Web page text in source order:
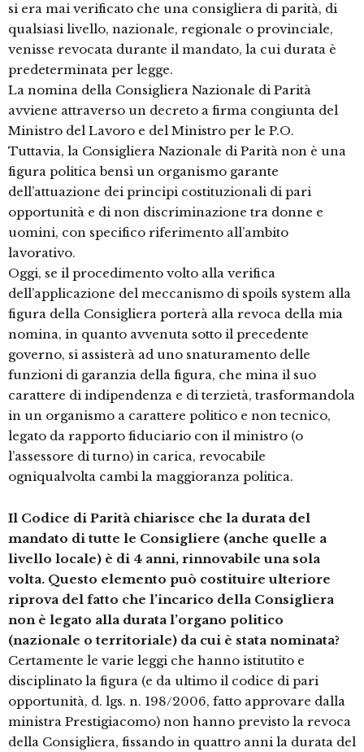
si era mai verificato che una consigliera di parità, di
qualsiasi livello, nazionale, regionale o provinciale,
venisse revocata durante il mandato, la cui durata è
predeterminata per legge.
La nomina della Consigliera Nazionale di Parità
avviene attraverso un decreto a firma congiunta del
Ministro del Lavoro e del Ministro per le P.O.
Tuttavia, la Consigliera Nazionale di Parità non è una
figura politica bensì un organismo garante
dell’attuazione dei principi costituzionali di pari
opportunità e di non discriminazione tra donne e
uomini, con specifico riferimento all’ambito
lavorativo.
Oggi, se il procedimento volto alla verifica
dell’applicazione del meccanismo di spoils system alla
figura della Consigliera porterà alla revoca della mia
nomina, in quanto avvenuta sotto il precedente
governo, si assisterà ad uno snaturamento delle
funzioni di garanzia della figura, che mina il suo
carattere di indipendenza e di terzietà, trasformandola
in un organismo a carattere politico e non tecnico,
legato da rapporto fiduciario con il ministro (o
l’assessore di turno) in carica, revocabile
ogniqualvolta cambi la maggioranza politica.
Il Codice di Parità chiarisce che la durata del
mandato di tutte le Consigliere (anche quelle a
livello locale) è di 4 anni, rinnovabile una sola
volta. Questo elemento può costituire ulteriore
riprova del fatto che l’incarico della Consigliera
non è legato alla durata l’organo politico
(nazionale o territoriale) da cui è stata nominata?
Certamente le varie leggi che hanno istitutito e
disciplinato la figura (e da ultimo il codice di pari
opportunità, d. lgs. n. 198/2006, fatto approvare dalla
ministra Prestigiacomo) non hanno previsto la revoca
della Consigliera, fissando in quattro anni la durata del